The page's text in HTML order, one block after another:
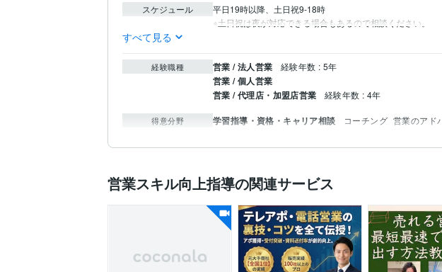
スケジュール
平日19時以降、土日祝9‐18時
※土日祝は夜が対応できる場合もあるので相談ください。
すべて見る
経験職種 営業 / 法人営業 経験年数 : 5年
営業 / 個人営業
営業 / 代理店・加盟店営業
経験年数 : 4年
得意分野 学習指導・資格・キャリア相談 コーチング 営業のアド
営業スキル向上指導の関連サービス